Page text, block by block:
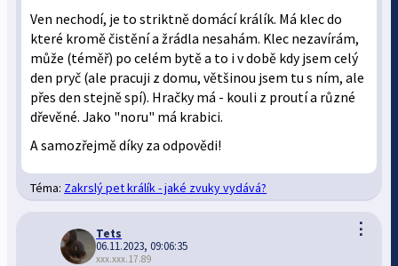
Ven nechodí, je to striktně domácí králík. Má klec do
které kromě čistění a žrádla nesahám. Klec nezavírám,
může (téměř) po celém bytě a to i v době kdy jsem celý
den pryč (ale pracuji z domu, většinou jsem tu s ním, ale
přes den stejně spí). Hračky má - kouli z proutí a různé
dřevěné. Jako "noru" má krabici.
A samozřejmě díky za odpovědi!
Téma: Zakrslý pet králík - jaké zvuky vydává?
⋮
Tets
06.11.2023, 09:06:35
xxx.xxx.17.89